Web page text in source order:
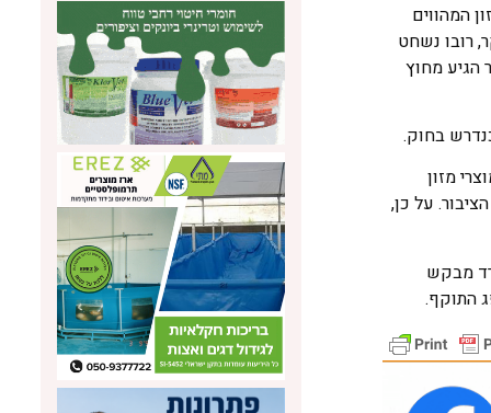
המהווים
רובו נשחט
הגיע מחוץ
מזון
על כן,
מבקש
התוקף.